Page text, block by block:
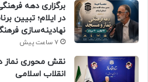
برگزاری دهه
در ایلام؛ تبیین
نهادینه‌سازی
7 ساعت پیش
نقش محوری نماز
انقلاب اسلامی